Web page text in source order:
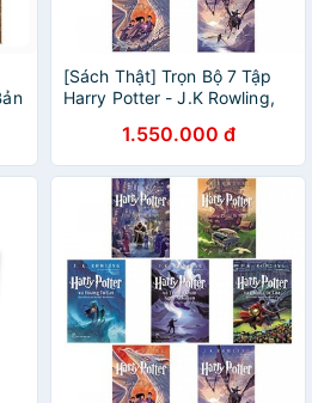
[Sách Thật] Trọn Bộ 7 Tập
Harry Potter - J.K Rowling,
1.550.000 đ